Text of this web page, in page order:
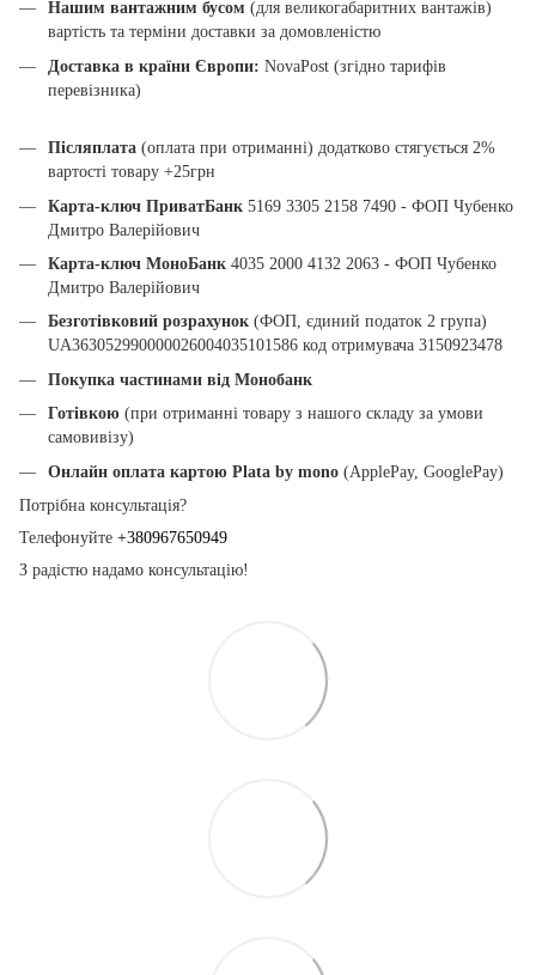
Нашим вантажним бусом (для великогабаритних вантажів)
вартість та терміни доставки за домовленістю
Доставка в країни Європи: NovaPost (згідно тарифів
перевізника)
Післяплата (оплата при отриманні) додатково стягується 2%
вартості товару +25грн
Карта-ключ ПриватБанк 5169 3305 2158 7490 - ФОП Чубенко
Дмитро Валерійович
Карта-ключ МоноБанк 4035 2000 4132 2063 - ФОП Чубенко
Дмитро Валерійович
Безготівковий розрахунок (ФОП, єдиний податок 2 група)
UA363052990000026004035101586 код отримувача 3150923478
Покупка частинами від Монобанк
Готівкою (при отриманні товару з нашого складу за умови
самовивізу)
Онлайн оплата картою Plata by mono (ApplePay, GooglePay)
Потрібна консультація?
Телефонуйте +380967650949
З радістю надамо консультацію!